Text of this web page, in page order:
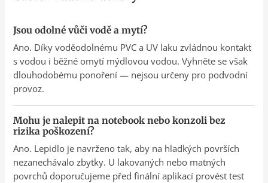
Jsou odolné vůči vodě a mytí?
Ano. Díky voděodolnému PVC a UV laku zvládnou kontakt
s vodou i běžné omytí mýdlovou vodou. Vyhněte se však
dlouhodobému ponoření — nejsou určeny pro podvodní
provoz.
Mohu je nalepit na notebook nebo konzoli bez
rizika poškození?
Ano. Lepidlo je navrženo tak, aby na hladkých površích
nezanechávalo zbytky. U lakovaných nebo matných
povrchů doporučujeme před finální aplikací provést test